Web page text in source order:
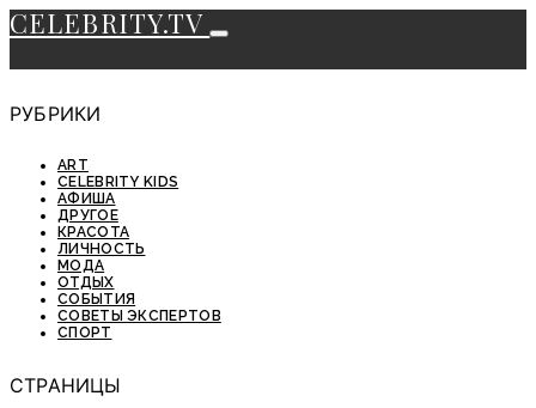
CELEBRITY.TV
РУБРИКИ
ART
CELEBRITY KIDS
АФИША
ДРУГОЕ
КРАСОТА
ЛИЧНОСТЬ
МОДА
ОТДЫХ
СОБЫТИЯ
СОВЕТЫ ЭКСПЕРТОВ
СПОРТ
СТРАНИЦЫ